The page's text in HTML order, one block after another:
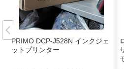
PRIMO DCP-J528N インクジェ
ットプリンター